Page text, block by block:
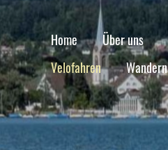
Home Über uns
Velofahren
Wandern